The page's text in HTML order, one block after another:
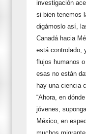
investigación
si bien tenemos
digámoslo así,
Canadá hacia
está controlado,
flujos humanos
esas no están
hay una ciencia
“Ahora, en
jóvenes,
México, en
muchos